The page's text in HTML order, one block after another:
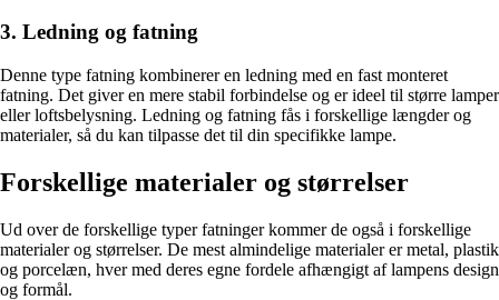
3. Ledning og fatning
Denne type fatning kombinerer en ledning med en fast monteret
fatning. Det giver en mere stabil forbindelse og er ideel til større lamper
eller loftsbelysning. Ledning og fatning fås i forskellige længder og
materialer, så du kan tilpasse det til din specifikke lampe.
Forskellige materialer og størrelser
Ud over de forskellige typer fatninger kommer de også i forskellige
materialer og størrelser. De mest almindelige materialer er metal, plastik
og porcelæn, hver med deres egne fordele afhængigt af lampens design
og formål.